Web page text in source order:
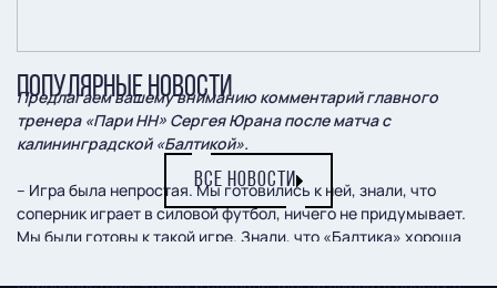
Предлагаем вашему вниманию комментарий главного
тренера «Пари НН» Сергея Юрана после матча с
калининградской «Балтикой».
– Игра была непростая. Мы готовились к ней, знали, что
соперник играет в силовой футбол, ничего не придумывает.
Мы были готовы к такой игре. Знали, что «Балтика» хороша
единоборствах, что мы и сделали. Могли вырвать победу в
ПОПУЛЯРНЫЕ НОВОСТИ
ВСЕ НОВОСТИ